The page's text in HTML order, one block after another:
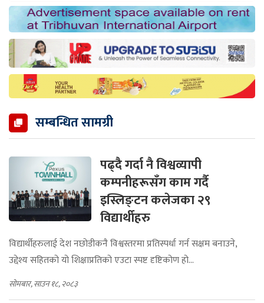
सम्बन्धित सामग्री
पढ्दै गर्दा नै विश्वव्यापी
कम्पनीहरूसँग काम गर्दै
इस्लिङ्टन कलेजका २९
विद्यार्थीहरु
विद्यार्थीहरुलाई देश नछोडीकनै विश्वस्तरमा प्रतिस्पर्धा गर्न सक्षम बनाउने,
उद्देश्य सहितको यो शिक्षाप्रतिको एउटा स्पष्ट दृष्टिकोण हो...
सोमबार, साउन १८, २०८३